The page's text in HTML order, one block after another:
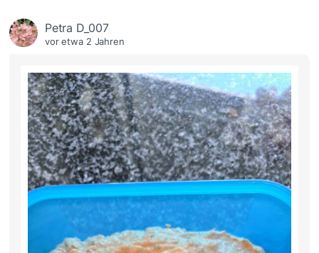
Petra D_007
vor etwa 2 Jahren